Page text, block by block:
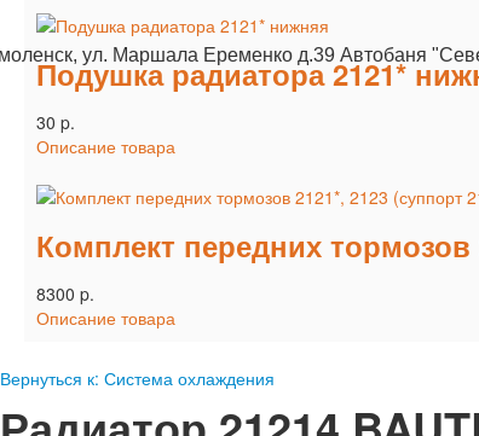
ул. Маршала Еременко д.39 Автобаня
Подушка радиатора 2121*
30 p.
Описание товара
Комплект передних тормозов
8300 p.
Описание товара
Вернуться к: Система охлаждения